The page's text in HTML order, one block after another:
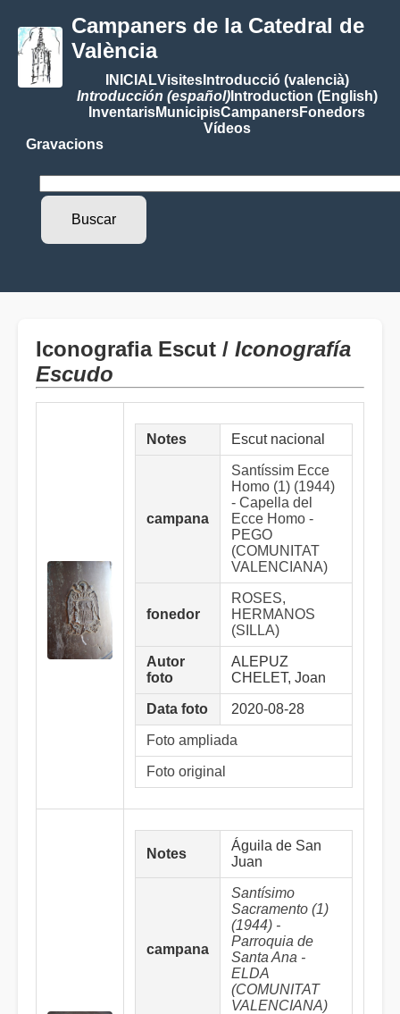
Campaners de la Catedral de
València
INICIALVisitesIntroducció (valencià)
Introducción (español)Introduction (English)
InventarisMunicipisCampanersFonedors
Vídeos
Gravacions
Iconografia Escut / Iconografía
Escudo
Notes Escut nacional
campana
Santíssim Ecce
Homo (1) (1944)
- Capella del
Ecce Homo -
PEGO
(COMUNITAT
VALENCIANA)
fonedor
ROSES,
HERMANOS
(SILLA)
Autor
foto
ALEPUZ
CHELET, Joan
Data foto 2020-08-28
Foto ampliada
Foto original
Notes
Águila de San
Juan
campana
Santísimo
Sacramento (1)
(1944) -
Parroquia de
Santa Ana -
ELDA
(COMUNITAT
VALENCIANA)